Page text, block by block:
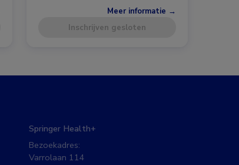
Meer informatie →
Inschrijven gesloten
Springer Health+
Bezoekadres:
Varrolaan 114